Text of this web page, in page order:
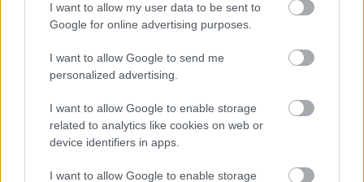
I want to allow my user data to be sent to
Google for online advertising purposes.
I want to allow Google to send me
personalized advertising.
I want to allow Google to enable storage
related to analytics like cookies on web or
device identifiers in apps.
I want to allow Google to enable storage